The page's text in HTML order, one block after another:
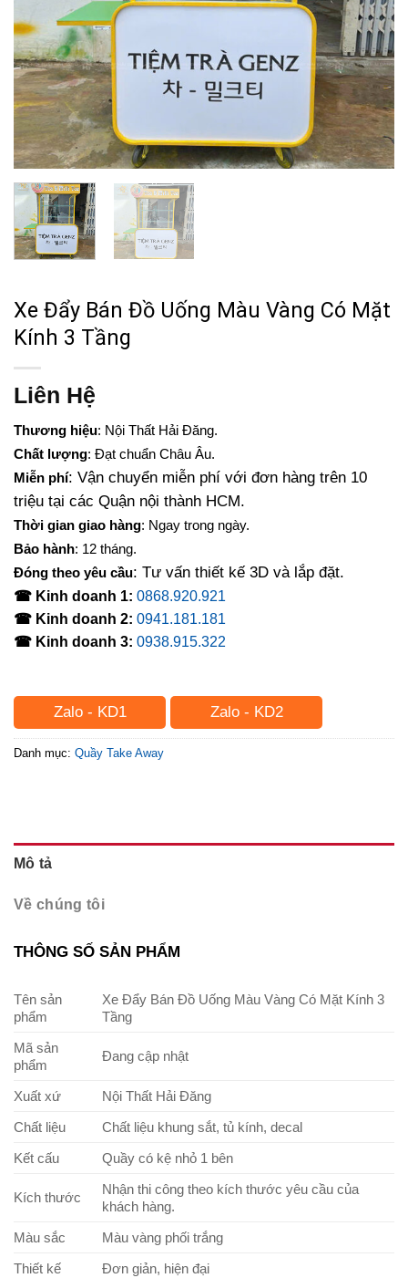
Xe Đẩy Bán Đồ Uống Màu Vàng Có Mặt
Kính 3 Tầng
Liên Hệ
Thương hiệu: Nội Thất Hải Đăng.
Chất lượng: Đạt chuẩn Châu Âu.
Miễn phí: Vận chuyển miễn phí với đơn hàng trên 10
triệu tại các Quận nội thành HCM.
Thời gian giao hàng: Ngay trong ngày.
Bảo hành: 12 tháng.
Đóng theo yêu cầu: Tư vấn thiết kế 3D và lắp đặt.
☎ Kinh doanh 1: 0868.920.921
☎ Kinh doanh 2: 0941.181.181
☎ Kinh doanh 3: 0938.915.322
Zalo - KD1 Zalo - KD2
Danh mục: Quầy Take Away
Mô tả
Về chúng tôi
THÔNG SỐ SẢN PHẨM
Tên sản
phẩm
Xe Đẩy Bán Đồ Uống Màu Vàng Có Mặt Kính 3
Tầng
Mã sản
phẩm
Đang cập nhật
Xuất xứ
Nội Thất Hải Đăng
Chất liệu
Chất liệu khung sắt, tủ kính, decal
Kết cấu
Quầy có kệ nhỏ 1 bên
Kích thước
Nhận thi công theo kích thước yêu cầu của
khách hàng.
Màu sắc
Màu vàng phối trắng
Thiết kế
Đơn giản, hiện đại